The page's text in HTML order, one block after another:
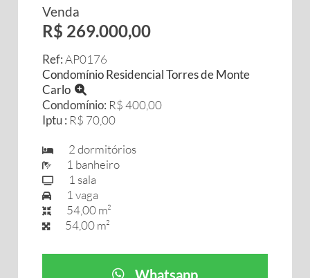
Venda
R$ 269.000,00
Ref:AP0176
Condomínio Residencial Torres de Monte
Carlo
Condomínio: R$ 400,00
Iptu : R$ 70,00
2 dormitórios
1 banheiro
1 sala
1 vaga
54,00 m²
54,00 m²
Whatsapp